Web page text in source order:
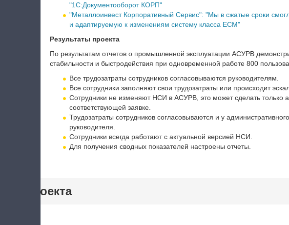
"1С:Документооборот КОРП"
"Металлоинвест Корпоративный Сервис": "Мы в сжатые сроки
и адаптируемую к изменениям систему класса ECM"
Результаты проекта
По результатам отчетов о промышленной эксплуатации АСУРВ
стабильности и быстродействия при одновременной работе 800
Все трудозатраты сотрудников согласовываются руководителям.
Все сотрудники заполняют свои трудозатраты или происходит
Сотрудники не изменяют НСИ в АСУРВ, это может сделать только
соответствующей заявке.
Трудозатраты сотрудников согласовываются и у
руководителя.
Сотрудники всегда работают с актуальной версией НСИ.
Для получения сводных показателей настроены отчеты.
проекта